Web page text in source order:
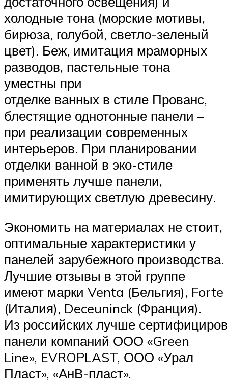
холодные тона (морские мотивы,
бирюза, голубой, светло-зеленый
цвет). Беж, имитация мраморных
разводов, пастельные тона
уместны при
отделке ванных в стиле Прованс,
блестящие однотонные панели –
при реализации современных
интерьеров. При планировании
отделки ванной в эко-стиле
применять лучше панели,
имитирующих светлую древесину.
Экономить на материалах не стоит,
оптимальные характеристики у
панелей зарубежного производства.
Лучшие отзывы в этой группе
имеют марки Venta (Бельгия), Forte
(Италия), Deceuninck (Франция).
Из российских лучше
панели компаний ООО «Green
Line», EVROPLAST, ООО «Урал
Пласт», «АнВ-пласт».